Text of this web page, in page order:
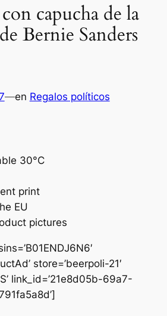
capucha de la
Bernie Sanders
—en Regalos políticos
30°C
print
EU
pictures
store=’beerpoli-21′
link_id=’21e8d05b-69a7-